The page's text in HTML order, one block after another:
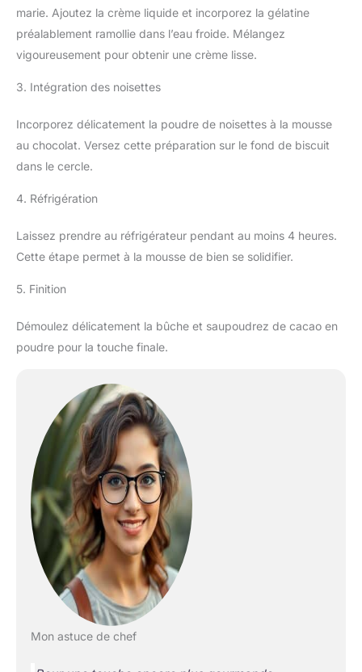
marie. Ajoutez la crème liquide et incorporez la gélatine
préalablement ramollie dans l’eau froide. Mélangez
vigoureusement pour obtenir une crème lisse.
3. Intégration des noisettes
Incorporez délicatement la poudre de noisettes à la mousse
au chocolat. Versez cette préparation sur le fond de biscuit
dans le cercle.
4. Réfrigération
Laissez prendre au réfrigérateur pendant au moins 4 heures.
Cette étape permet à la mousse de bien se solidifier.
5. Finition
Démoulez délicatement la bûche et saupoudrez de cacao en
poudre pour la touche finale.
Mon astuce de chef